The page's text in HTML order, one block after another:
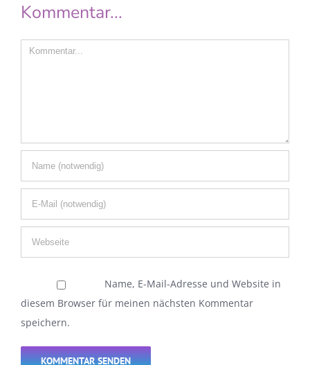
Kommentar...
Comment
Name, E-Mail-Adresse und Website in
diesem Browser für meinen nächsten Kommentar
speichern.